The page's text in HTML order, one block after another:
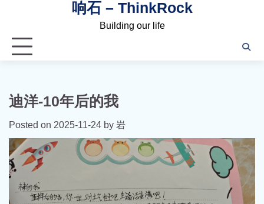
响石 – ThinkRock
Building our life
迪洋-10年后的我
Posted on 2025-11-24 by 岩